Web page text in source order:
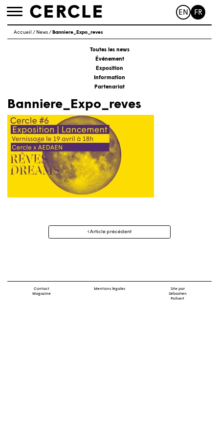
Toggle
EN FR
Accueil / News/ Banniere_Expo_reves
Toutes les news
Événement
Exposition
Information
Partenariat
Banniere_Expo_reves
Navigation
Article précédent
Contact
Magazine
Mentions légales
Site par
Sébastien
Poilvert